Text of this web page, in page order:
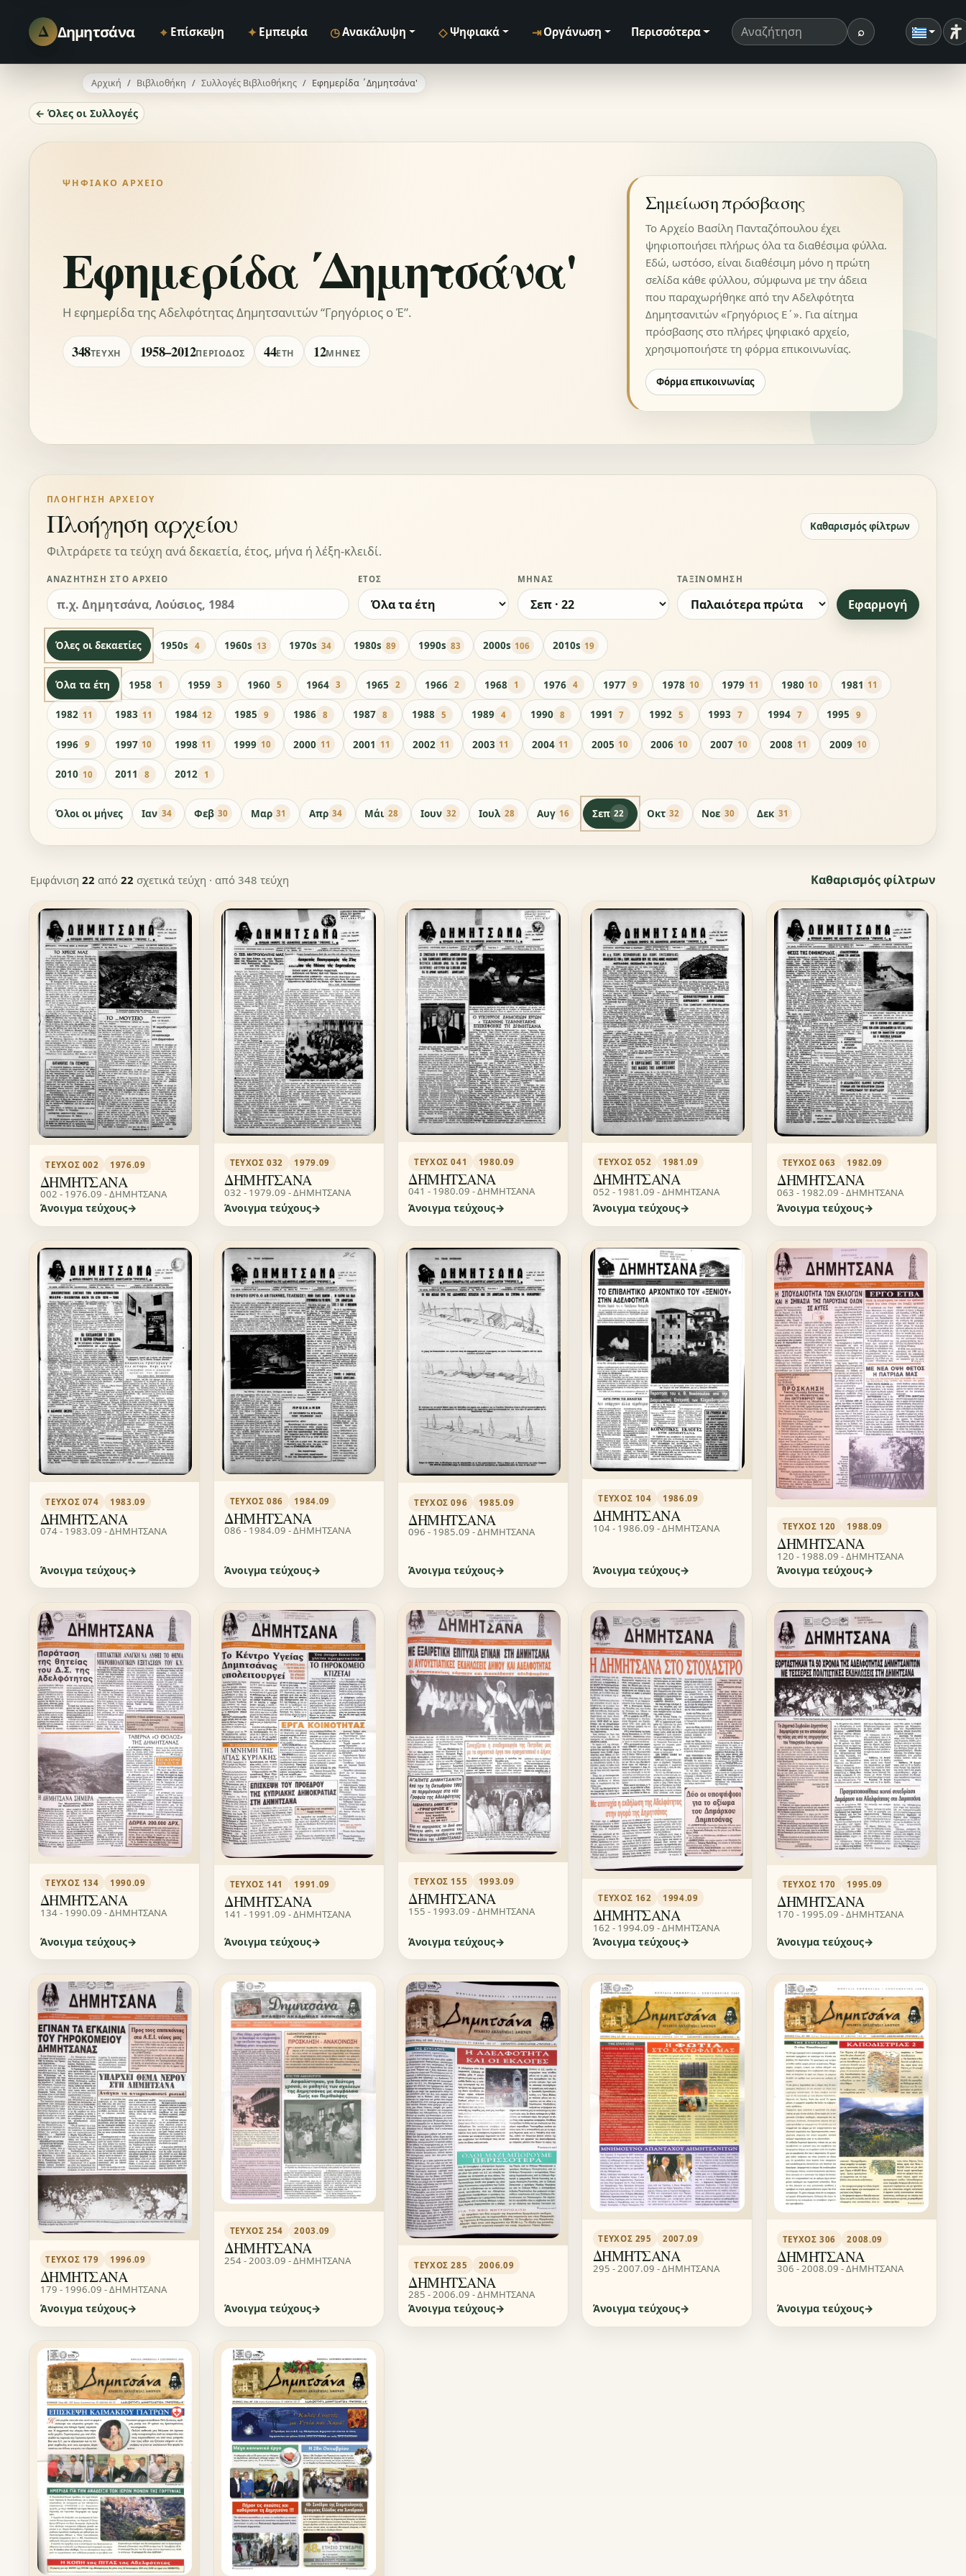
Δ Δημητσάνα ⌖ Επίσκεψη ✦ Εμπειρία ◷Ανακάλυψη ◇ Ψηφιακά ⇥ Οργάνωση Περισσότερα Όρος αναζήτησης ⌕Αναζήτηση
Αρχική Βιβλιοθήκη Συλλογές Βιβλιοθήκης Εφημερίδα ΄Δημητσάνα'
← Όλες οι Συλλογές
ΨΗΦΙΑΚΌ ΑΡΧΕΊΟ
Εφημερίδα ΄Δημητσάνα'
Η εφημερίδα της Αδελφότητας Δημητσανιτών “Γρηγόριος ο Έ”.
348ΤΕΎΧΗ 1958–2012ΠΕΡΊΟΔΟΣ 44ΈΤΗ 12ΜΉΝΕΣ
Σημείωση πρόσβασης
Το Αρχείο Βασίλη Πανταζόπουλου έχει
ψηφιοποιήσει πλήρως όλα τα διαθέσιμα φύλλα.
Εδώ, ωστόσο, είναι διαθέσιμη μόνο η πρώτη
σελίδα κάθε φύλλου, σύμφωνα με την άδεια
που παραχωρήθηκε από την Αδελφότητα
Δημητσανιτών «Γρηγόριος Ε΄». Για αίτημα
πρόσβασης στο πλήρες ψηφιακό αρχείο,
χρησιμοποιήστε τη φόρμα επικοινωνίας.
Φόρμα επικοινωνίας
ΠΛΟΉΓΗΣΗ ΑΡΧΕΊΟΥ
Πλοήγηση αρχείου
Φιλτράρετε τα τεύχη ανά δεκαετία, έτος, μήνα ή λέξη-κλειδί.
Καθαρισμός φίλτρων
ΑΝΑΖΉΤΗΣΗ ΣΤΟ ΑΡΧΕΊΟ ΈΤΟΣ ΜΉΝΑΣ ΤΑΞΙΝΌΜΗΣΗ
Εφαρμογή
Όλες οι δεκαετίες 1950s 4 1960s 13 1970s 34 1980s 89 1990s 83 2000s 106 2010s 19
Όλα τα έτη 1958 1 1959 3 1960 5 1964 3 1965 2 1966 2 1968 1 1976 4 1977 9 1978 10 1979 11 1980 10 1981 11
1982 11 1983 11 1984 12 1985 9 1986 8 1987 8 1988 5 1989 4 1990 8 1991 7 1992 5 1993 7 1994 7 1995 9
1996 9 1997 10 1998 11 1999 10 2000 11 2001 11 2002 11 2003 11 2004 11 2005 10 2006 10 2007 10 2008 11 2009 10
2010 10 2011 8 2012 1
Όλοι οι μήνες Ιαν 34 Φεβ 30 Μαρ 31 Απρ 34 Μάι 28 Ιουν 32 Ιουλ 28 Αυγ 16 Σεπ 22 Οκτ 32 Νοε 30 Δεκ 31
Εμφάνιση 22 από 22 σχετικά τεύχη · από 348 τεύχη Καθαρισμός φίλτρων
ΤΕΎΧΟΣ 002 1976.09
ΔΗΜΗΤΣΑΝΑ
002 - 1976.09 - ΔΗΜΗΤΣΑΝΑ
Άνοιγμα τεύχους
ΤΕΎΧΟΣ 032 1979.09
ΔΗΜΗΤΣΑΝΑ
032 - 1979.09 - ΔΗΜΗΤΣΑΝΑ
Άνοιγμα τεύχους
ΤΕΎΧΟΣ 041 1980.09
ΔΗΜΗΤΣΑΝΑ
041 - 1980.09 - ΔΗΜΗΤΣΑΝΑ
Άνοιγμα τεύχους
ΤΕΎΧΟΣ 052 1981.09
ΔΗΜΗΤΣΑΝΑ
052 - 1981.09 - ΔΗΜΗΤΣΑΝΑ
Άνοιγμα τεύχους
ΤΕΎΧΟΣ 063 1982.09
ΔΗΜΗΤΣΑΝΑ
063 - 1982.09 - ΔΗΜΗΤΣΑΝΑ
Άνοιγμα τεύχους
ΤΕΎΧΟΣ 074 1983.09
ΔΗΜΗΤΣΑΝΑ
074 - 1983.09 - ΔΗΜΗΤΣΑΝΑ
Άνοιγμα τεύχους
ΤΕΎΧΟΣ 086 1984.09
ΔΗΜΗΤΣΑΝΑ
086 - 1984.09 - ΔΗΜΗΤΣΑΝΑ
Άνοιγμα τεύχους
ΤΕΎΧΟΣ 096 1985.09
ΔΗΜΗΤΣΑΝΑ
096 - 1985.09 - ΔΗΜΗΤΣΑΝΑ
Άνοιγμα τεύχους
ΤΕΎΧΟΣ 104 1986.09
ΔΗΜΗΤΣΑΝΑ
104 - 1986.09 - ΔΗΜΗΤΣΑΝΑ
Άνοιγμα τεύχους
ΤΕΎΧΟΣ 120 1988.09
ΔΗΜΗΤΣΑΝΑ
120 - 1988.09 - ΔΗΜΗΤΣΑΝΑ
Άνοιγμα τεύχους
ΤΕΎΧΟΣ 134 1990.09
ΔΗΜΗΤΣΑΝΑ
134 - 1990.09 - ΔΗΜΗΤΣΑΝΑ
Άνοιγμα τεύχους
ΤΕΎΧΟΣ 141 1991.09
ΔΗΜΗΤΣΑΝΑ
141 - 1991.09 - ΔΗΜΗΤΣΑΝΑ
Άνοιγμα τεύχους
ΤΕΎΧΟΣ 155 1993.09
ΔΗΜΗΤΣΑΝΑ
155 - 1993.09 - ΔΗΜΗΤΣΑΝΑ
Άνοιγμα τεύχους
ΤΕΎΧΟΣ 162 1994.09
ΔΗΜΗΤΣΑΝΑ
162 - 1994.09 - ΔΗΜΗΤΣΑΝΑ
Άνοιγμα τεύχους
ΤΕΎΧΟΣ 170 1995.09
ΔΗΜΗΤΣΑΝΑ
170 - 1995.09 - ΔΗΜΗΤΣΑΝΑ
Άνοιγμα τεύχους
ΤΕΎΧΟΣ 179 1996.09
ΔΗΜΗΤΣΑΝΑ
179 - 1996.09 - ΔΗΜΗΤΣΑΝΑ
Άνοιγμα τεύχους
ΤΕΎΧΟΣ 254 2003.09
ΔΗΜΗΤΣΑΝΑ
254 - 2003.09 - ΔΗΜΗΤΣΑΝΑ
Άνοιγμα τεύχους
ΤΕΎΧΟΣ 285 2006.09
ΔΗΜΗΤΣΑΝΑ
285 - 2006.09 - ΔΗΜΗΤΣΑΝΑ
Άνοιγμα τεύχους
ΤΕΎΧΟΣ 295 2007.09
ΔΗΜΗΤΣΑΝΑ
295 - 2007.09 - ΔΗΜΗΤΣΑΝΑ
Άνοιγμα τεύχους
ΤΕΎΧΟΣ 306 2008.09
ΔΗΜΗΤΣΑΝΑ
306 - 2008.09 - ΔΗΜΗΤΣΑΝΑ
Άνοιγμα τεύχους